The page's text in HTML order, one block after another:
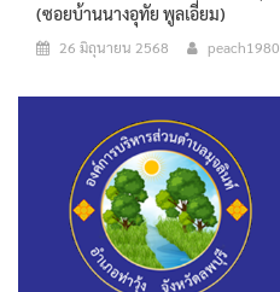
(ซอยบ้านนางอุทัย พูลเอี่ยม)
26 มิถุนายน 2568 peach1980